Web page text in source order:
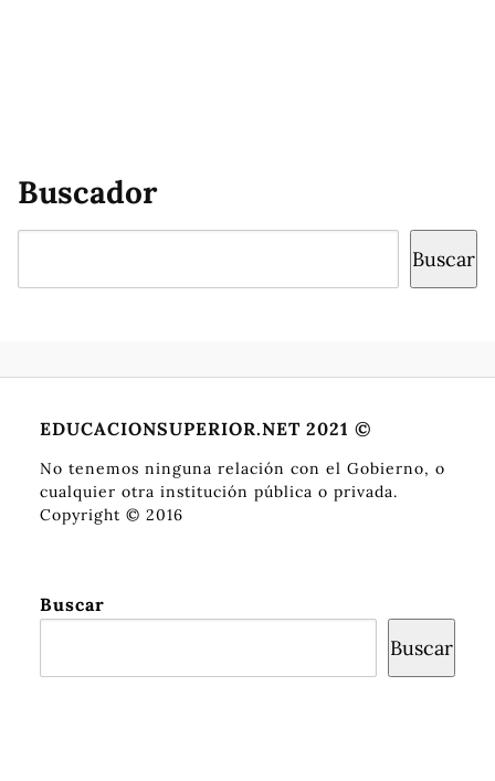
Buscador
Buscar
EDUCACIONSUPERIOR.NET 2021 ©
No tenemos ninguna relación con el Gobierno, o
cualquier otra institución pública o privada.
Copyright © 2016
Buscar
Buscar